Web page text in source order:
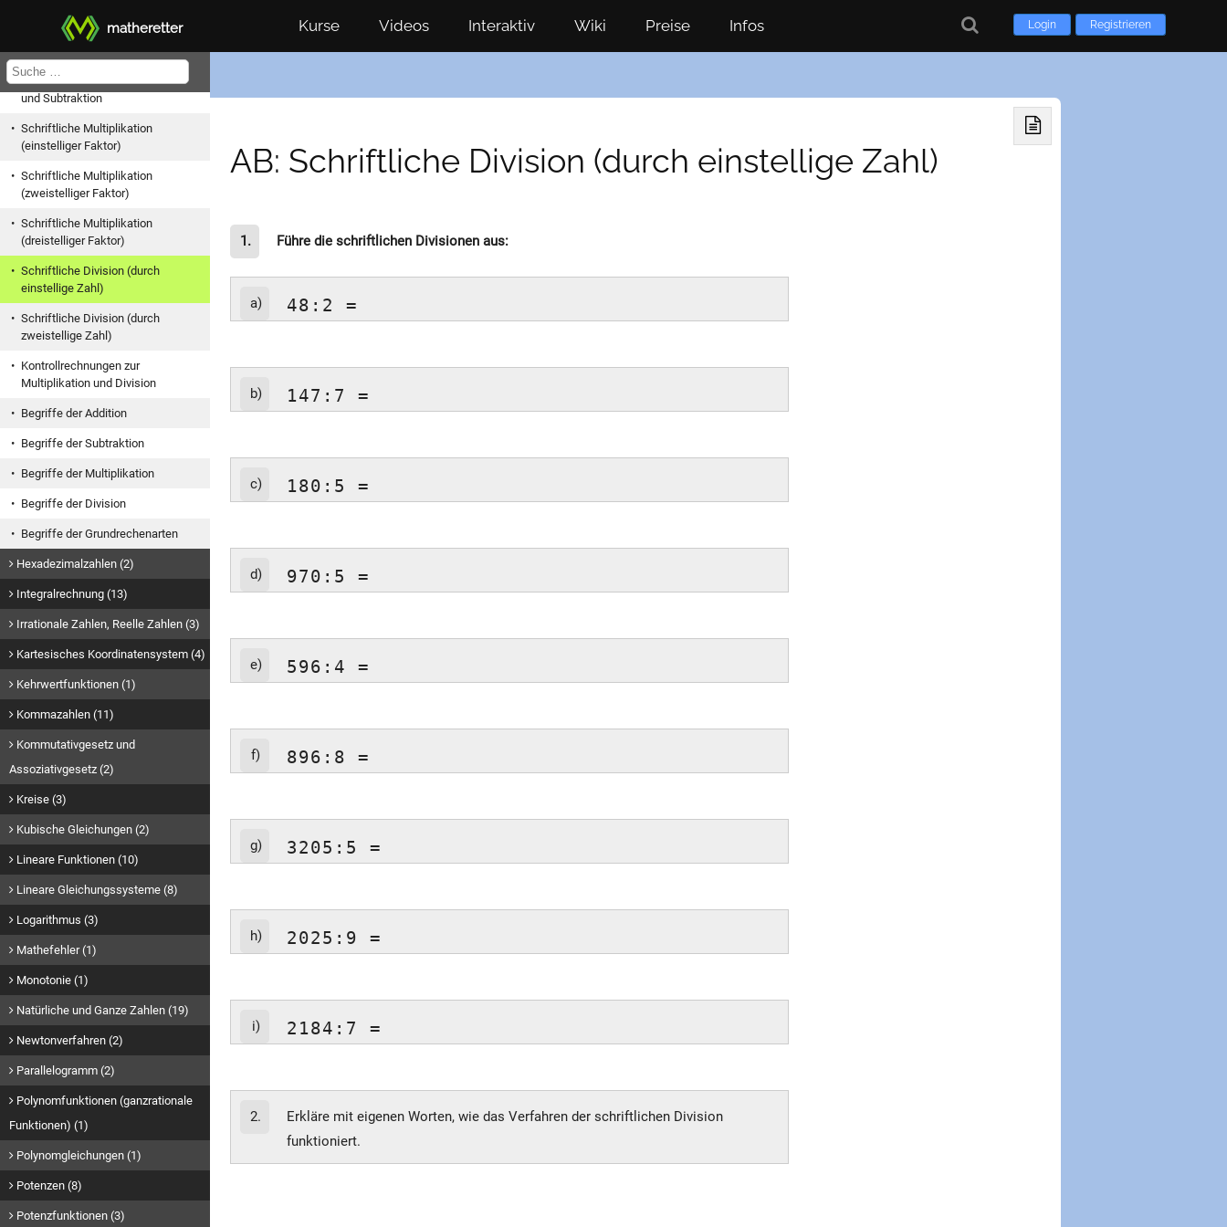
matheretter Login Registrieren
Kurse Videos Interaktiv Wiki Preise Infos
AB: Schriftliche Division (durch einstellige Zahl)
1. Führe die schriftlichen Divisionen aus:
a) 48:2 =
b) 147:7 =
c) 180:5 =
d) 970:5 =
e) 596:4 =
f) 896:8 =
g) 3205:5 =
h) 2025:9 =
i) 2184:7 =
2.
Erkläre mit eigenen Worten, wie das Verfahren der schriftlichen Division
funktioniert.
Multiplikation/Division
Kopfrechenstrategien
Kontrollrechnungen zur Addition
und Subtraktion
Schriftliche Multiplikation
(einstelliger Faktor)
Schriftliche Multiplikation
(zweistelliger Faktor)
Schriftliche Multiplikation
(dreistelliger Faktor)
Schriftliche Division (durch
einstellige Zahl)
Schriftliche Division (durch
zweistellige Zahl)
Kontrollrechnungen zur
Multiplikation und Division
Begriffe der Addition
Begriffe der Subtraktion
Begriffe der Multiplikation
Begriffe der Division
Begriffe der Grundrechenarten
Hexadezimalzahlen (2)
Integralrechnung (13)
Irrationale Zahlen, Reelle Zahlen (3)
Kartesisches Koordinatensystem (4)
Kehrwertfunktionen (1)
Kommazahlen (11)
Kommutativgesetz und
Assoziativgesetz (2)
Kreise (3)
Kubische Gleichungen (2)
Lineare Funktionen (10)
Lineare Gleichungssysteme (8)
Logarithmus (3)
Mathefehler (1)
Monotonie (1)
Natürliche und Ganze Zahlen (19)
Newtonverfahren (2)
Parallelogramm (2)
Polynomfunktionen (ganzrationale
Funktionen) (1)
Polynomgleichungen (1)
Potenzen (8)
Potenzfunktionen (3)